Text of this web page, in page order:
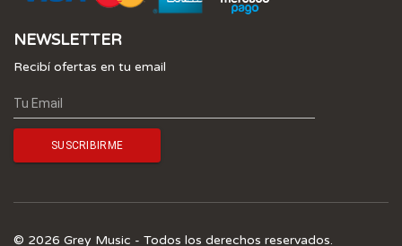
NEWSLETTER
Recibí ofertas en tu email
© 2026 Grey Music - Todos los derechos reservados.